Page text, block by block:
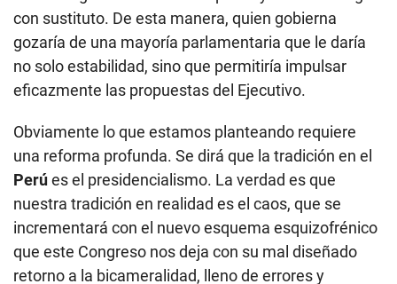
con sustituto. De esta manera, quien gobierna
gozaría de una mayoría parlamentaria que le daría
no solo estabilidad, sino que permitiría impulsar
eficazmente las propuestas del Ejecutivo.
Obviamente lo que estamos planteando requiere
una reforma profunda. Se dirá que la tradición en el
Perúes el presidencialismo. La verdad es que
nuestra tradición en realidad es el caos, que se
incrementará con el nuevo esquema esquizofrénico
que este Congreso nos deja con su mal diseñado
retorno a la bicameralidad, lleno de errores y